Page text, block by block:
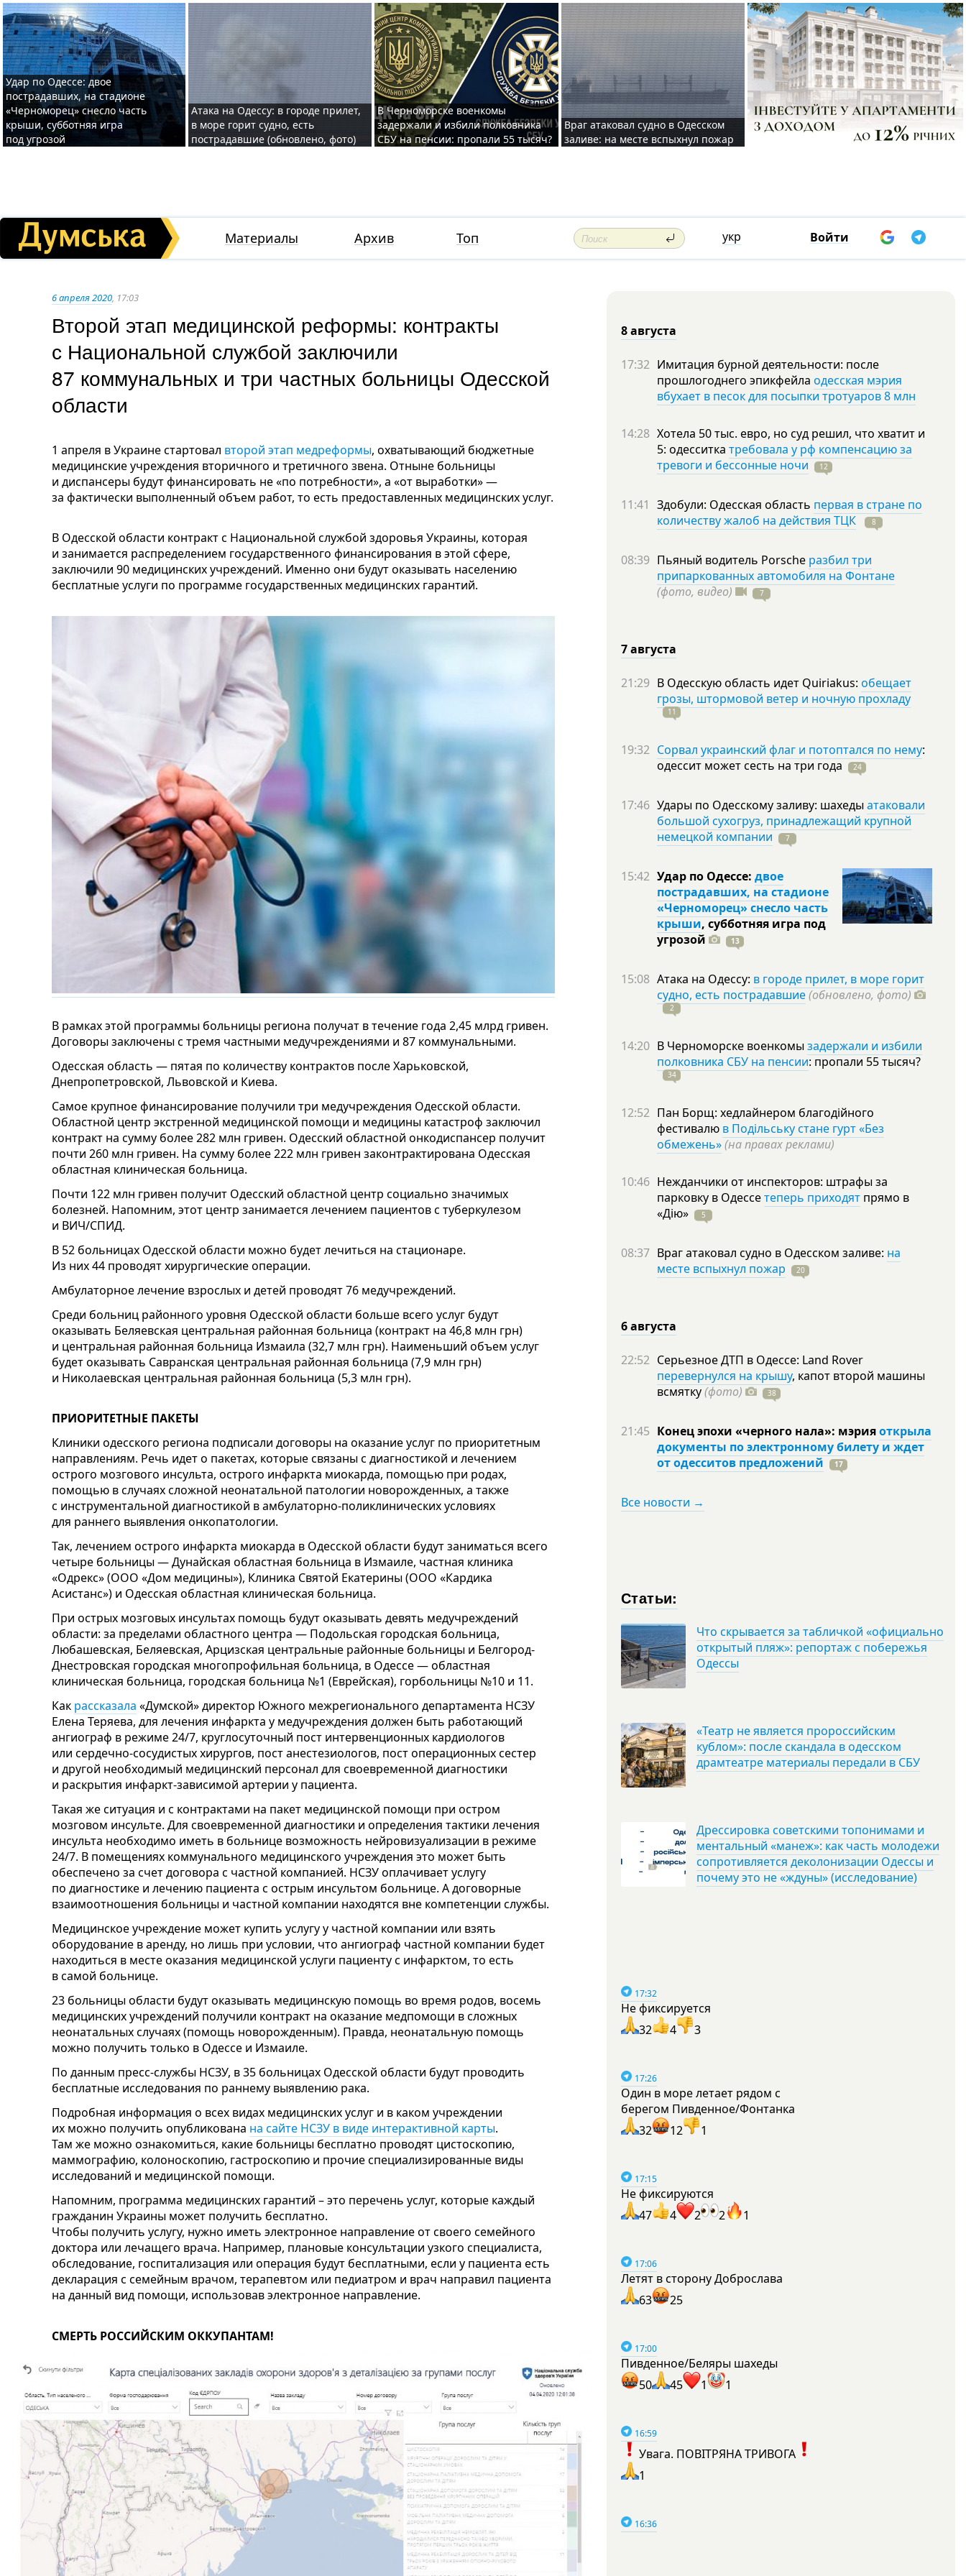
Удар по Одессе: двое
пострадавших, на стадионе
«Черноморец» снесло часть
крыши, субботняя игра
под угрозой
Атака на Одессу: в городе прилет,
в море горит судно, есть
пострадавшие (обновлено, фото)
В Черноморске военкомы
задержали и избили полковника
СБУ на пенсии: пропали 55 тысяч?
Враг атаковал судно в Одесском
заливе: на месте вспыхнул пожар
Материалы Архив Топ укр Войти
6 апреля 2020, 17:03
Второй этап медицинской реформы: контракты
с Национальной службой заключили
87 коммунальных и три частных больницы Одесской
области
1 апреля в Украине стартовал второй этап медреформы, охватывающий бюджетные
медицинские учреждения вторичного и третичного звена. Отныне больницы
и диспансеры будут финансировать не «по потребности», а «от выработки» —
за фактически выполненный объем работ, то есть предоставленных медицинских услуг.
В Одесской области контракт с Национальной службой здоровья Украины, которая
и занимается распределением государственного финансирования в этой сфере,
заключили 90 медицинских учреждений. Именно они будут оказывать населению
бесплатные услуги по программе государственных медицинских гарантий.
В рамках этой программы больницы региона получат в течение года 2,45 млрд гривен.
Договоры заключены с тремя частными медучреждениями и 87 коммунальными.
Одесская область — пятая по количеству контрактов после Харьковской,
Днепропетровской, Львовской и Киева.
Самое крупное финансирование получили три медучреждения Одесской области.
Областной центр экстренной медицинской помощи и медицины катастроф заключил
контракт на сумму более 282 млн гривен. Одесский областной онкодиспансер получит
почти 260 млн гривен. На сумму более 222 млн гривен законтрактирована Одесская
областная клиническая больница.
Почти 122 млн гривен получит Одесский областной центр социально значимых
болезней. Напомним, этот центр занимается лечением пациентов с туберкулезом
и ВИЧ/СПИД.
В 52 больницах Одесской области можно будет лечиться на стационаре.
Из них 44 проводят хирургические операции.
Амбулаторное лечение взрослых и детей проводят 76 медучреждений.
Среди больниц районного уровня Одесской области больше всего услуг будут
оказывать Беляевская центральная районная больница (контракт на 46,8 млн грн)
и центральная районная больница Измаила (32,7 млн грн). Наименьший объем услуг
будет оказывать Савранская центральная районная больница (7,9 млн грн)
и Николаевская центральная районная больница (5,3 млн грн).
ПРИОРИТЕТНЫЕ ПАКЕТЫ
Клиники одесского региона подписали договоры на оказание услуг по приоритетным
направлениям. Речь идет о пакетах, которые связаны с диагностикой и лечением
острого мозгового инсульта, острого инфаркта миокарда, помощью при родах,
помощью в случаях сложной неонатальной патологии новорожденных, а также
с инструментальной диагностикой в амбулаторно-поликлинических условиях
для раннего выявления онкопатологии.
Так, лечением острого инфаркта миокарда в Одесской области будут заниматься всего
четыре больницы — Дунайская областная больница в Измаиле, частная клиника
«Одрекс» (ООО «Дом медицины»), Клиника Святой Екатерины (ООО «Кардика
Асистанс») и Одесская областная клиническая больница.
При острых мозговых инсультах помощь будут оказывать девять медучреждений
области: за пределами областного центра — Подольская городская больница,
Любашевская, Беляевская, Арцизская центральные районные больницы и Белгород-
Днестровская городская многопрофильная больница, в Одессе — областная
клиническая больница, городская больница №1 (Еврейская), горбольницы №10 и 11.
Как рассказала «Думской» директор Южного межрегионального департамента НСЗУ
Елена Теряева, для лечения инфаркта у медучреждения должен быть работающий
ангиограф в режиме 24/7, круглосуточный пост интервенционных кардиологов
или сердечно-сосудистых хирургов, пост анестезиологов, пост операционных сестер
и другой необходимый медицинский персонал для своевременной диагностики
и раскрытия инфаркт-зависимой артерии у пациента.
Такая же ситуация и с контрактами на пакет медицинской помощи при остром
мозговом инсульте. Для своевременной диагностики и определения тактики лечения
инсульта необходимо иметь в больнице возможность нейровизуализации в режиме
24/7. В помещениях коммунального медицинского учреждения это может быть
обеспечено за счет договора с частной компанией. НСЗУ оплачивает услугу
по диагностике и лечению пациента с острым инсультом больнице. А договорные
взаимоотношения больницы и частной компании находятся вне компетенции службы.
Медицинское учреждение может купить услугу у частной компании или взять
оборудование в аренду, но лишь при условии, что ангиограф частной компании будет
находиться в месте оказания медицинской услуги пациенту с инфарктом, то есть
в самой больнице.
23 больницы области будут оказывать медицинскую помощь во время родов, восемь
медицинских учреждений получили контракт на оказание медпомощи в сложных
неонатальных случаях (помощь новорожденным). Правда, неонатальную помощь
можно получить только в Одессе и Измаиле.
По данным пресс-службы НСЗУ, в 35 больницах Одесской области будут проводить
бесплатные исследования по раннему выявлению рака.
Подробная информация о всех видах медицинских услуг и в каком учреждении
их можно получить опубликована на сайте НСЗУ в виде интерактивной карты.
Там же можно ознакомиться, какие больницы бесплатно проводят цистоскопию,
маммографию, колоноскопию, гастроскопию и прочие специализированные виды
исследований и медицинской помощи.
Напомним, программа медицинских гарантий – это перечень услуг, которые каждый
гражданин Украины может получить бесплатно.
Чтобы получить услугу, нужно иметь электронное направление от своего семейного
доктора или лечащего врача. Например, плановые консультации узкого специалиста,
обследование, госпитализация или операция будут бесплатными, если у пациента есть
декларация с семейным врачом, терапевтом или педиатром и врач направил пациента
на данный вид помощи, использовав электронное направление.
СМЕРТЬ РОССИЙСКИМ ОККУПАНТАМ!
8 августа
17:32 Имитация бурной деятельности: после
прошлогоднего эпикфейла одесская мэрия
вбухает в песок для посыпки тротуаров 8 млн
14:28 Хотела 50 тыс. евро, но суд решил, что хватит и
5: одесситка требовала у рф компенсацию за
тревоги и бессонные ночи
12
11:41 Здобули: Одесская область первая в стране по
количеству жалоб на действия ТЦК
8
08:39 Пьяный водитель Porsche разбил три
припаркованных автомобиля на Фонтане
(фото, видео)
7
7 августа
21:29 В Одесскую область идет Quiriakus: обещает
грозы, штормовой ветер и ночную прохладу
11
19:32 Сорвал украинский флаг и потоптался по нему:
одессит может сесть на три года 24
17:46 Удары по Одесскому заливу: шахеды атаковали
большой сухогруз, принадлежащий крупной
немецкой компании
7
15:42 Удар по Одессе: двое
пострадавших, на стадионе
«Черноморец» снесло часть
крыши, субботняя игра под
угрозой
13
15:08 Атака на Одессу: в городе прилет, в море горит
судно, есть пострадавшие(обновлено, фото)
2
14:20 В Черноморске военкомы задержали и избили
полковника СБУ на пенсии: пропали 55тысяч?
34
12:52 Пан Борщ: хедлайнером благодійного
фестивалю в Подільську стане гурт «Без
обмежень»(на правах реклами)
10:46 Нежданчики от инспекторов: штрафы за
парковку в Одессетеперь приходят прямо в
«Дію»
5
08:37 Враг атаковал судно в Одесском заливе: на
месте вспыхнул пожар
20
6 августа
22:52 Серьезное ДТП в Одессе: Land Rover
перевернулся на крышу, капот второй машины
всмятку(фото) 38
21:45 Конец эпохи «черного нала»: мэрияоткрыла
документы по электронному билету и ждет
от одесситов предложений
17
Все новости →
Статьи:
Что скрывается за табличкой «официально
открытый пляж»: репортаж с побережья
Одессы
«Театр не является пророссийским
кублом»: после скандала в одесском
драмтеатре материалы передали в СБУ
Дрессировка советскими топонимами и
ментальный «манеж»: как часть молодежи
сопротивляется деколонизации Одессы и
почему это не «ждуны» (исследование)
17:32
Не фиксируется
32
4 3
17:26
Один в море летает рядом с
берегом Пивденное/Фонтанка
32
12 1
17:15
Не фиксируются
47
4 2 2 1
17:06
Летят в сторону Доброслава
63
25
17:00
Пивденное/Беляры шахеды
50
45 1 1
16:59
Увага. ПОВІТРЯНА ТРИВОГА
1
16:36